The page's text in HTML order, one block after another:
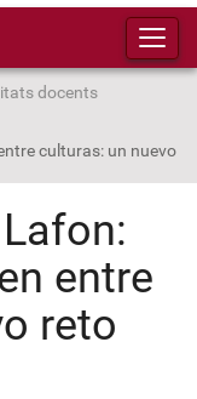
docents
culturas: un nuevo
entre
reto